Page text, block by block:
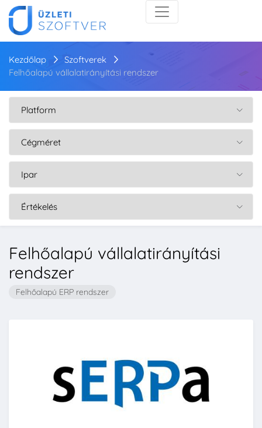
Kezdőlap
Szoftverek
Felhőalapú vállalatirányítási rendszer
Felhőalapú vállalatirányítási
rendszer
Felhőalapú ERP rendszer